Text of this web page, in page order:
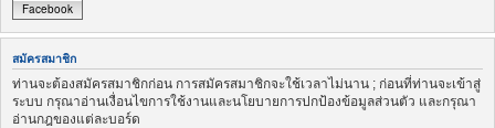
Facebook
สมัครสมาชิก
ท่านจะต้องสมัครสมาชิกก่อน การสมัครสมาชิกจะใช้เวลาไม่นาน ; ก่อนที่ท่านจะเข้าสู่
ระบบ กรุณาอ่านเงื่อนไขการใช้งานและนโยบายการปกป้องข้อมูลส่วนตัว และกรุณา
อ่านกฎของแต่ละบอร์ด